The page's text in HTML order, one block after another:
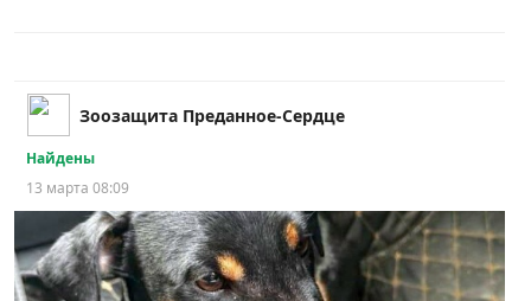
Зоозащита Преданное-Сердце
Найдены
13 марта 08:09